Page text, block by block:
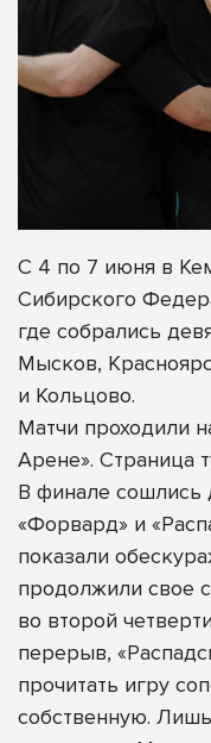
С 4 по 7 июня в
Сибирского
где собрались
Мысков,
и Кольцово.
Матчи проходили
Арене». Страница
В финале сошлись
«Форвард» и
показали
продолжили свое
во второй
перерыв,
прочитать игру
собственную.